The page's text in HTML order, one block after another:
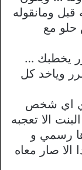
قبل ومانقوله
مع
يخطبك …
وياخد كل
زي اي شخص
الا تعجبه
رسمي و
الا صار معاه